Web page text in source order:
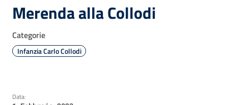
Merenda alla Collodi
Categorie
Infanzia Carlo Collodi
Data: